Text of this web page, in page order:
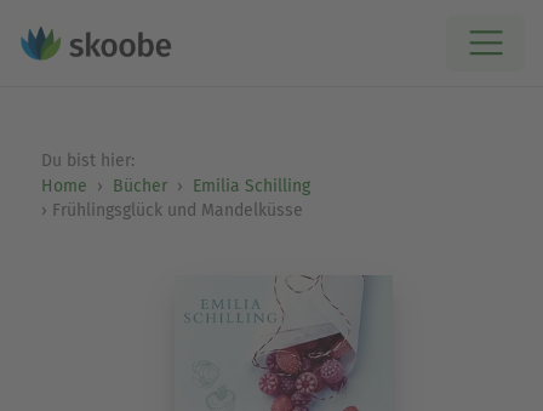
Du bist hier:
Home
Bücher
Emilia Schilling
Frühlingsglück und Mandelküsse